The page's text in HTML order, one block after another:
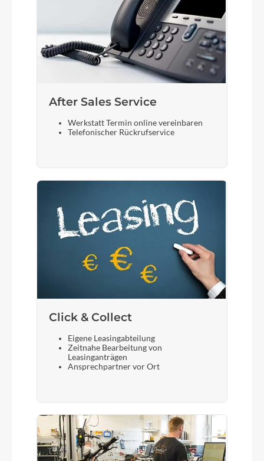
After Sales Service
Werkstatt Termin online vereinbaren
Telefonischer Rückrufservice
Click & Collect
Eigene Leasingabteilung
Zeitnahe Bearbeitung von
Leasinganträgen
Ansprechpartner vor Ort